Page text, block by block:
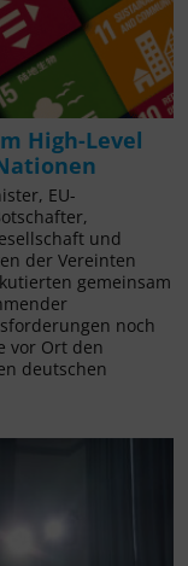
High-Level
EU-
und
der Vereinten
gemeinsam
noch
vor Ort den
deutschen